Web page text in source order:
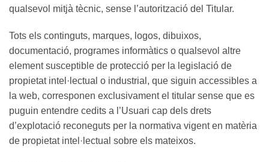
qualsevol mitjà tècnic, sense l’autorització del Titular.
Tots els continguts, marques, logos, dibuixos,
documentació, programes informàtics o qualsevol altre
element susceptible de protecció per la legislació de
propietat intel·lectual o industrial, que siguin accessibles a
la web, corresponen exclusivament el titular sense que es
puguin entendre cedits a l’Usuari cap dels drets
d’explotació reconeguts per la normativa vigent en matèria
de propietat intel·lectual sobre els mateixos.